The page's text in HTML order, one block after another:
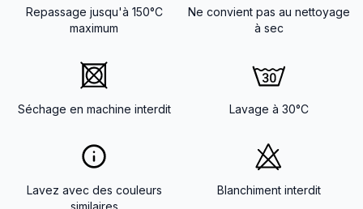
Repassage jusqu'à 150°C
maximum
Ne convient pas au nettoyage
à sec
Séchage en machine interdit Lavage à 30°C
Lavez avec des couleurs
similaires
Blanchiment interdit